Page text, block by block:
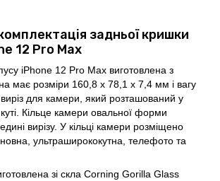
задньої кришки
12 Pro Max
iPhone 12 Pro Max виготовлена з
має розміри 160,8 x 78,1 x 7,4 мм і вагу
для камери, який розташований у
Кільце камери овальної форми
вирізу. У кільці камери розміщено
ультраширококутна, телефото та
зі скла Corning Gorilla Glass